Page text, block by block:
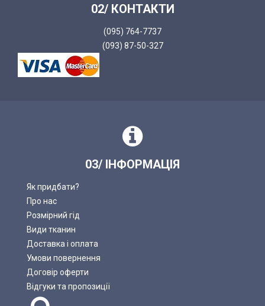
02/ КОНТАКТИ
(095) 764-7737
(093) 87-50-327
03/ ІНФОРМАЦІЯ
Як придбати?
Про нас
Розмірний гід
Види тканин
Доставка і оплата
Умови повернення
Договір оферти
Відгуки та пропозиції